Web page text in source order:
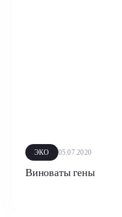
ЭКО 05.07.2020
Виноваты гены